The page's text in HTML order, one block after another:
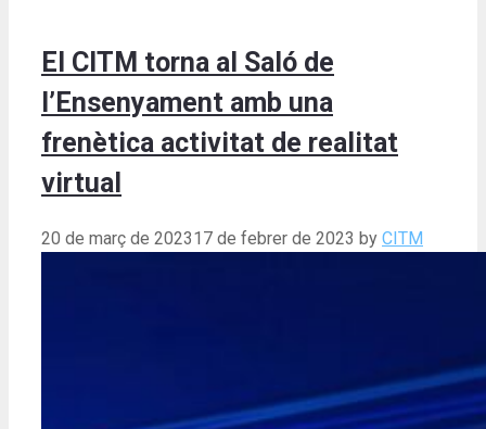
El CITM torna al Saló de
l’Ensenyament amb una
frenètica activitat de realitat
virtual
20 de març de 202317 de febrer de 2023 by CITM